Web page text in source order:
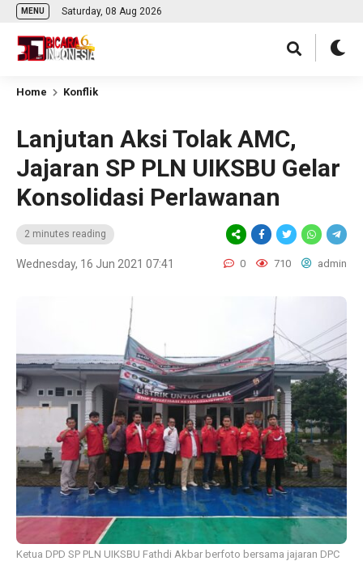
MENU Saturday, 08 Aug 2026
Home Konflik
Lanjutan Aksi Tolak AMC,
Jajaran SP PLN UIKSBU Gelar
Konsolidasi Perlawanan
2 minutes reading
Wednesday, 16 Jun 2021 07:41 0 710 admin
Ketua DPD SP PLN UIKSBU Fathdi Akbar berfoto bersama jajaran DPC